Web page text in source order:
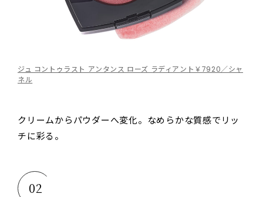
ジュ コントゥラスト アンタンス ローズ ラディアント￥7920／シャ
ネル
クリームからパウダーへ変化。なめらかな質感でリッ
チに彩る。
02